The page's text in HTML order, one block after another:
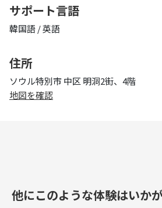
サポート言語
韓国語 / 英語
住所
ソウル特別市 中区 明洞2街、4階
地図を確認
他にこのような体験はいか